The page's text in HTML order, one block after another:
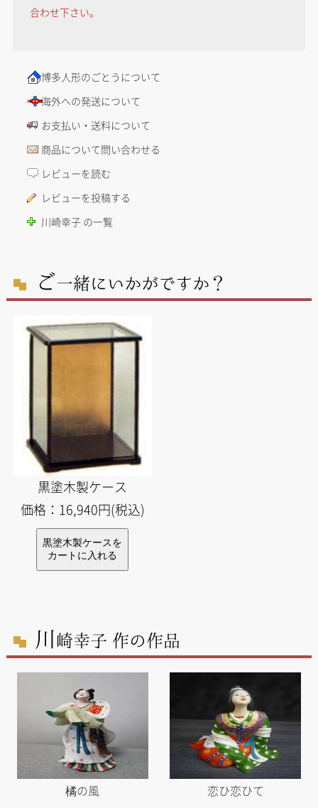
合わせ下さい。
博多人形のごとうについて
海外への発送について
お支払い・送料について
商品について問い合わせる
レビューを読む
レビューを投稿する
川崎幸子 の一覧
ご一緒にいかがですか？
黒塗木製ケース
価格：16,940円(税込)
川 崎幸子 作の作品
橘の風
恋ひ恋ひて